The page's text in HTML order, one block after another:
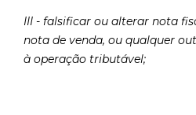
III - falsificar ou alterar nota
nota de venda, ou qualquer
à operação tributável;